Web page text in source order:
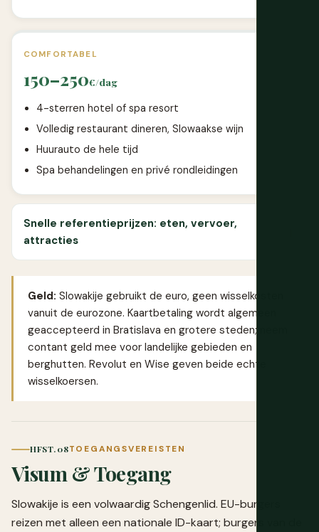
COMFORTABEL
150–250€/dag
4-sterren hotel of spa resort
Volledig restaurant dineren, Slowaakse wijn
Huurauto de hele tijd
Spa behandelingen en privé rondleidingen
Snelle referentieprijzen: eten, vervoer,
attracties
Geld: Slowakije gebruikt de euro, geen wisselkosten
vanuit de eurozone. Kaartbetaling wordt algemeen
geaccepteerd in Bratislava en grotere steden; neem
contant geld mee voor landelijke gebieden en
berghutten. Revolut en Wise geven beide echte
wisselkoersen.
HFST. 08TOEGANGSVEREISTEN
Visum & Toegang
Slowakije is een volwaardig Schengenlid. EU-burgers
reizen met alleen een nationale ID-kaart; burgers van de